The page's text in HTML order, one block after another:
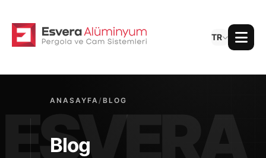
TR
ANASAYFA/ BLOG
Blog